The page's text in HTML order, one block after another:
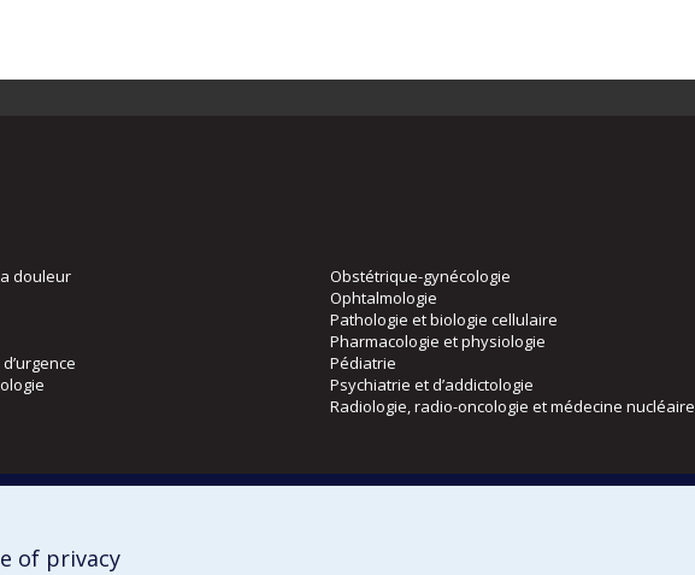
douleur
Obstétrique-gynécologie
Ophtalmologie
Pathologie et biologie cellulaire
Pharmacologie et physiologie
Pédiatrie
Psychiatrie et d’addictologie
Radiologie, radio-oncologie et médecine nucléaire
Directions
of privacy